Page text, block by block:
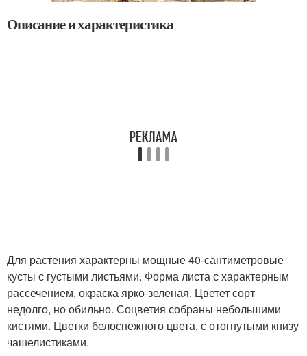
Описание и характеристика
Для растения характерны мощные 40-сантиметровые
кусты с густыми листьями. Форма листа с характерным
рассечением, окраска ярко-зеленая. Цветет сорт
недолго, но обильно. Соцветия собраны небольшими
кистями. Цветки белоснежного цвета, с отогнутыми книзу
чашелистиками.